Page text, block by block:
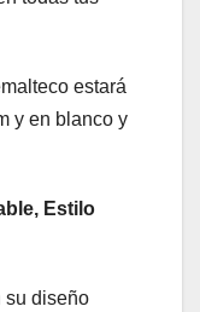
estará
y en blanco y
Estilo
su diseño